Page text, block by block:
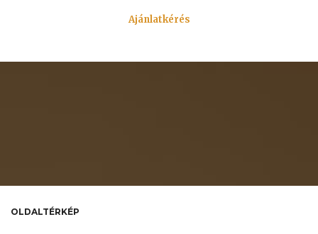
Ajánlatkérés
OLDALTÉRKÉP